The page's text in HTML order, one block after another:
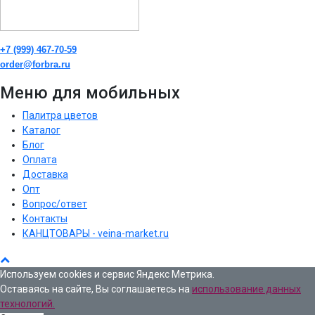
+7 (999) 467-70-59
order@forbra.ru
Меню для мобильных
Палитра цветов
Каталог
Блог
Оплата
Доставка
Опт
Вопрос/ответ
Контакты
КАНЦТОВАРЫ - veina-market.ru
Используем cookies и сервис Яндекс Метрика.
Оставаясь на сайте, Вы соглашаетесь на использование данных
технологий.